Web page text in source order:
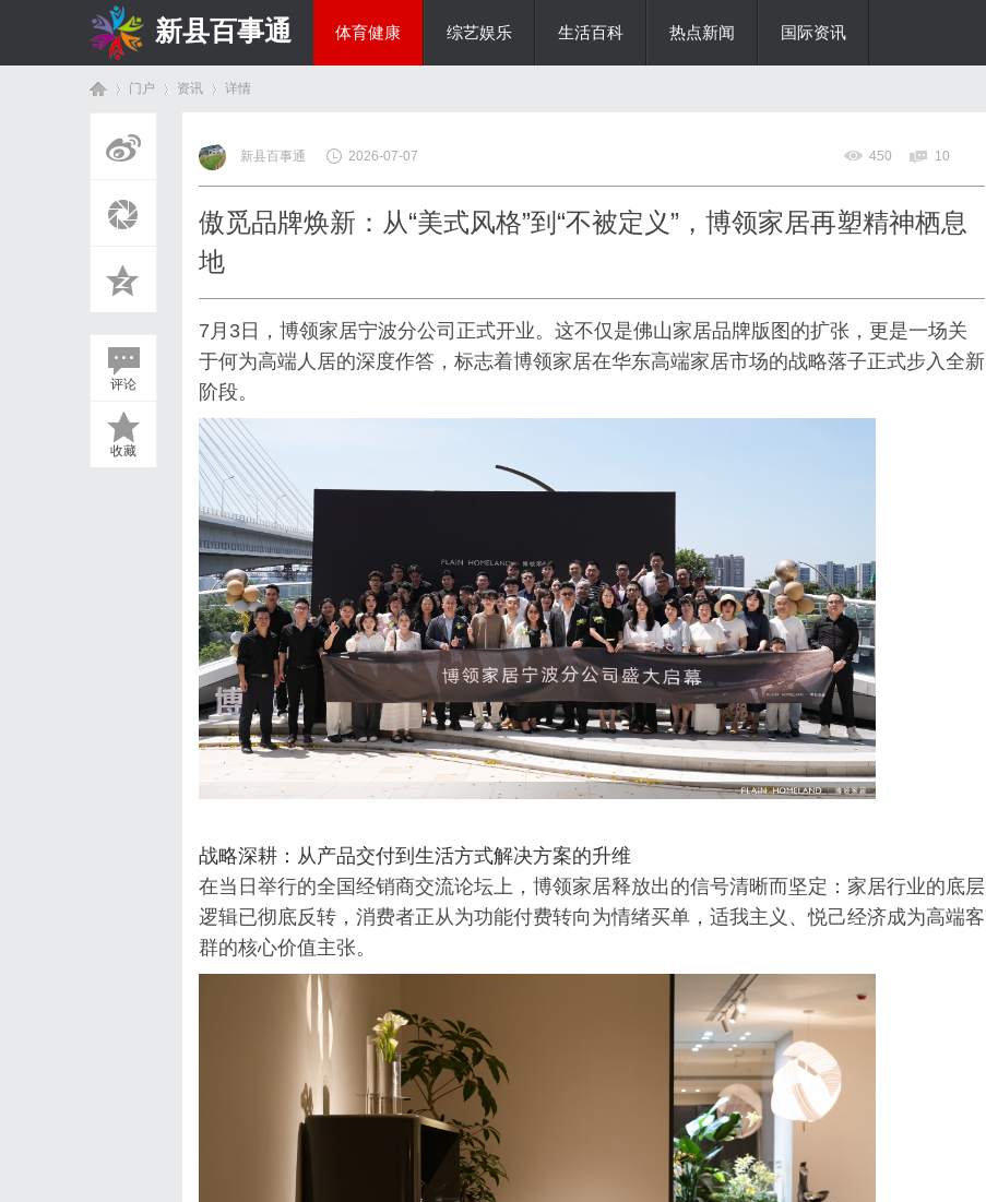
新县百事通 体育健康 综艺娱乐 生活百科 热点新闻 国际资讯
门户 资讯
›
详情
评论
收藏
新县百事通 2026-07-07 450 10
傲觅品牌焕新：从“美式风格”到“不被定义”，博领家居再塑精神栖息
地
7月3日，博领家居宁波分公司正式开业。这不仅是佛山家居品牌版图的扩张，更是一场关
于何为高端人居的深度作答，标志着博领家居在华东高端家居市场的战略落子正式步入全新
阶段。
战略深耕：从产品交付到生活方式解决方案的升维
在当日举行的全国经销商交流论坛上，博领家居释放出的信号清晰而坚定：家居行业的底层
逻辑已彻底反转，消费者正从为功能付费转向为情绪买单，适我主义、悦己经济成为高端客
群的核心价值主张。